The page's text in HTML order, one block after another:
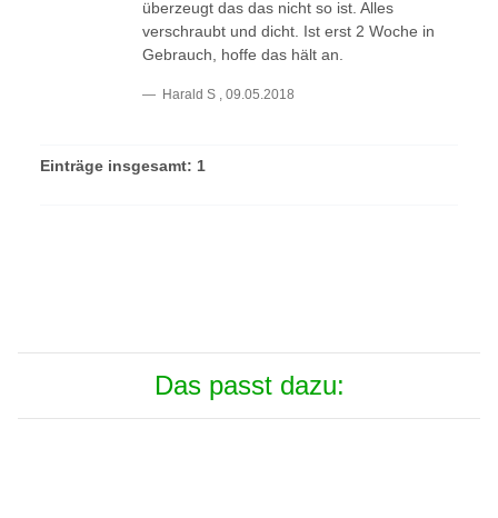
überzeugt das das nicht so ist. Alles
verschraubt und dicht. Ist erst 2 Woche in
Gebrauch, hoffe das hält an.
Harald S , 09.05.2018
Einträge insgesamt: 1
Das passt dazu: